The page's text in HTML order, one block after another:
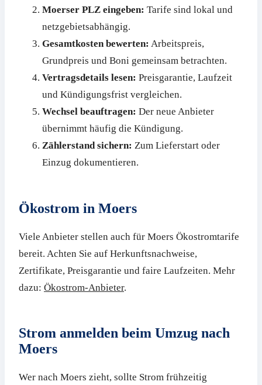
Moerser PLZ eingeben: Tarife sind lokal und
netzgebietsabhängig.
Gesamtkosten bewerten: Arbeitspreis,
Grundpreis und Boni gemeinsam betrachten.
Vertragsdetails lesen: Preisgarantie, Laufzeit
und Kündigungsfrist vergleichen.
Wechsel beauftragen: Der neue Anbieter
übernimmt häufig die Kündigung.
Zählerstand sichern: Zum Lieferstart oder
Einzug dokumentieren.
Ökostrom in Moers
Viele Anbieter stellen auch für Moers Ökostromtarife
bereit. Achten Sie auf Herkunftsnachweise,
Zertifikate, Preisgarantie und faire Laufzeiten. Mehr
dazu: Ökostrom-Anbieter.
Strom anmelden beim Umzug nach
Moers
Wer nach Moers zieht, sollte Strom frühzeitig